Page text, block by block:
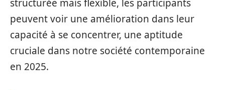
structurée mais flexible, les participants
peuvent voir une amélioration dans leur
capacité à se concentrer, une aptitude
cruciale dans notre société contemporaine
en 2025.